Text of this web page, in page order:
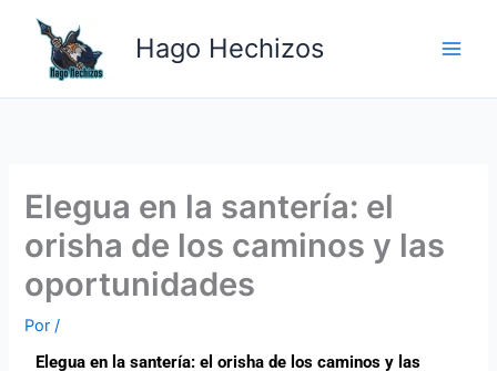
contenido
Hago Hechizos
Elegua en la santería: el
orisha de los caminos y las
oportunidades
Por/
Elegua en la santería: el orisha de los caminos y las